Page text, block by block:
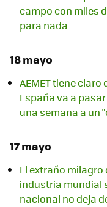
campo con miles
para nada
18 mayo
AEMET tiene
España va a
una semana a un
17 mayo
El extraño
industria mundial
nacional no deja